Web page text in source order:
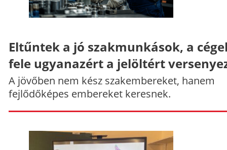
Eltűntek a jó szakmunkások, a
fele ugyanazért a jelöltért
A jövőben nem kész szakembereket, hanem
fejlődőképes embereket keresnek.